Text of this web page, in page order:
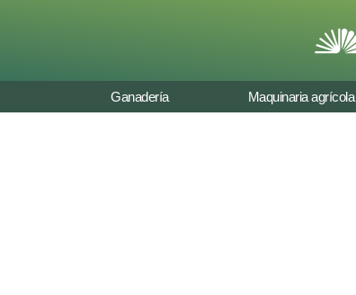
Ganadería Maquinaria agrícola